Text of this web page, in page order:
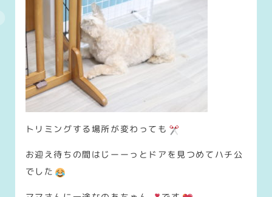
トリミングする場所が変わっても
お迎え待ちの間はじーーっとドアを見つめてハチ公
でした